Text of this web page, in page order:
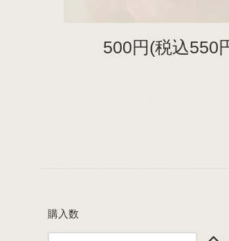
500円(税込550
購入数